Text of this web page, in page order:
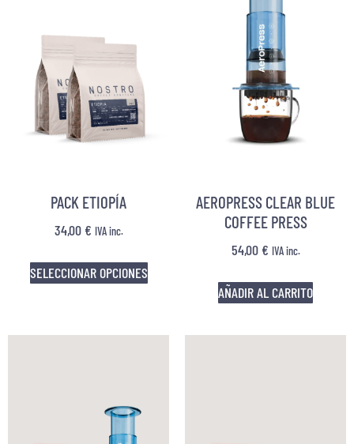
PACK ETIOPÍA
34,00€ IVA inc.
SELECCIONAR OPCIONES
AEROPRESS CLEAR BLUE
COFFEE PRESS
54,00€ IVA inc.
AÑADIR AL CARRITO